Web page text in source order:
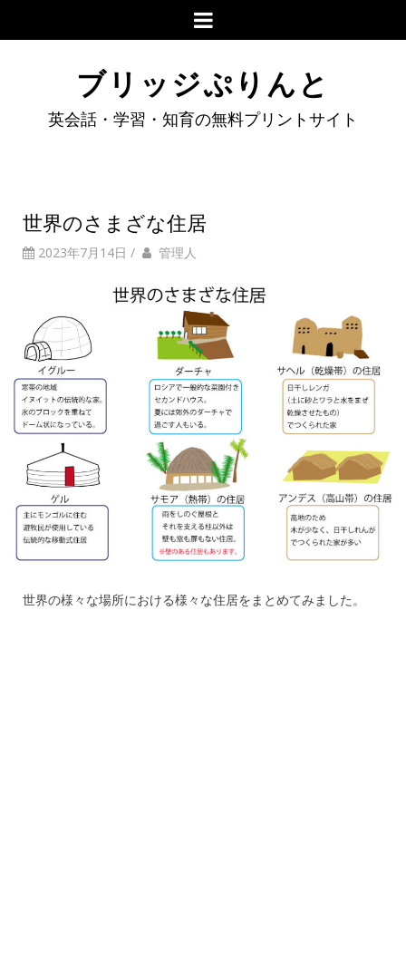
ブリッジぷりんと
英会話・学習・知育の無料プリントサイト
世界のさまざな住居
2023年7月14日 / 管理人
世界の様々な場所における様々な住居をまとめてみました。